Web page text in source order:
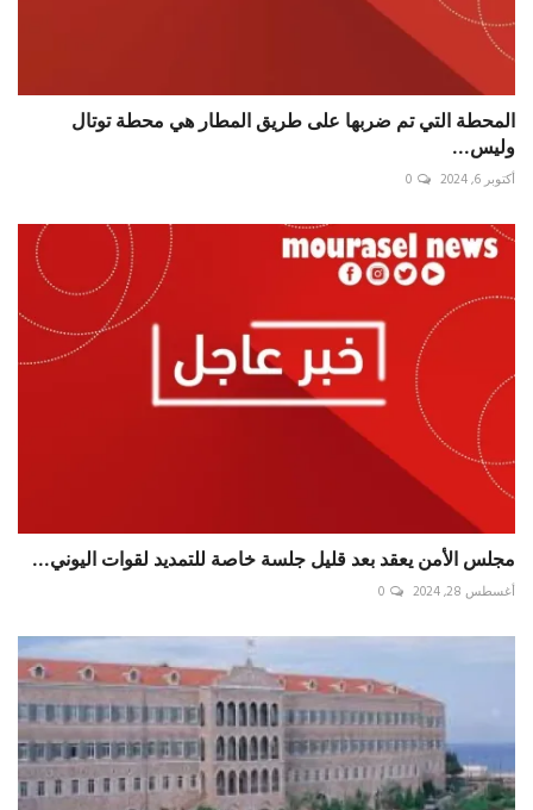
المحطة التي تم ضربها على طريق المطار هي محطة توتال
وليس...
أكتوبر 6, 2024 0
مجلس الأمن يعقد بعد قليل جلسة خاصة للتمديد لقوات اليوني...
أغسطس 28, 2024 0